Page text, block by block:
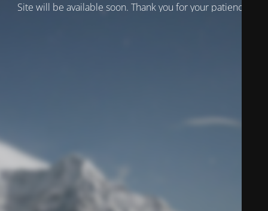
Site will be available soon. Thank you for your patience!